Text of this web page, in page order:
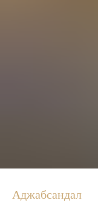
Аджабсандал